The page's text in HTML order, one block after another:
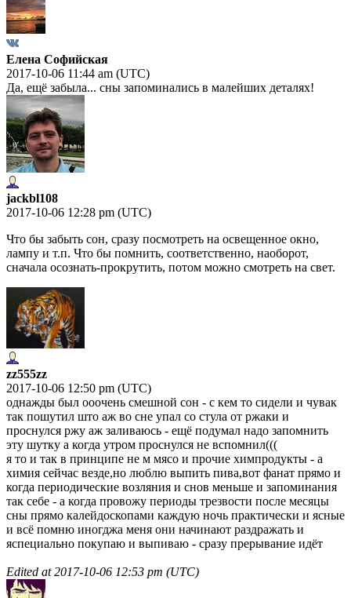
Елена Софийская
2017-10-06 11:44 am (UTC)
Да, ещё забыла... сны запоминались в малейших деталях!
jackbl108
2017-10-06 12:28 pm (UTC)
Что бы забыть сон, сразу посмотреть на освещенное окно,
лампу и т.п. Что бы помнить, соответственно, наоборот,
сначала осознать-прокрутить, потом можно смотреть на свет.
zz555zz
2017-10-06 12:50 pm (UTC)
однажды был ооочень смешной сон - с кем то сидели и чувак
так пошутил што аж во сне упал со стула от ржаки и
проснулся ржу аж заливаюсь - ещё подумал надо запомнить
эту шутку а когда утром проснулся не вспомнил(((
я то и так в принципе не м мясо и прочие химпродукты - а
химия сейчас везде,но люблю выпить пива,вот фанат прямо и
когда периодические возляния и снов меньше и запоминания
так себе - а когда провожу периоды трезвости после месяцы
сны прямо калейдоскопами каждую ночь практически и ясные
и всё помню иногджа меня они начинают раздражать и
яспециально покупаю и выпиваю - сразу прерывание идёт
Edited at2017-10-06 12:53 pm (UTC)